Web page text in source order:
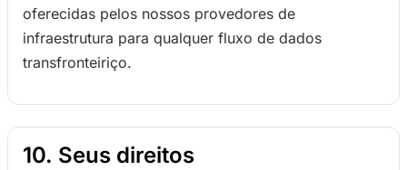
oferecidas pelos nossos provedores de
infraestrutura para qualquer fluxo de dados
transfronteiriço.
10. Seus direitos